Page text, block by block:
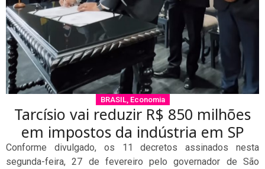
BRASIL, Economia
Tarcísio vai reduzir R$ 850 milhões
em impostos da indústria em SP
Conforme divulgado, os 11 decretos assinados nesta
segunda-feira, 27 de fevereiro pelo governador de São